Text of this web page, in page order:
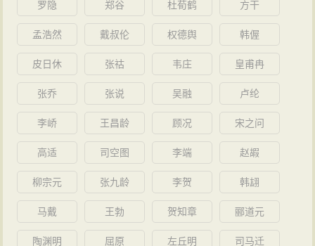
罗隐 郑谷 杜荀鹤 方干
孟浩然 戴叔伦 权德舆 韩偓
皮日休 张祜 韦庄 皇甫冉
张乔 张说 吴融 卢纶
李峤 王昌龄 顾况 宋之问
高适 司空图 李端 赵嘏
柳宗元 张九龄 李贺 韩翃
马戴 王勃 贺知章 郦道元
陶渊明 屈原 左丘明 司马迁